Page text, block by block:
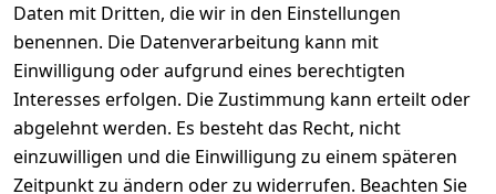
5
( 0 )
4
( 0 )
3
( 0 )
2
( 0 )
1
( 0 )
Daten mit Dritten, die wir in den Einstellungen
benennen. Die Datenverarbeitung kann mit
Einwilligung oder aufgrund eines berechtigten
Interesses erfolgen. Die Zustimmung kann erteilt oder
abgelehnt werden. Es besteht das Recht, nicht
einzuwilligen und die Einwilligung zu einem späteren
Zeitpunkt zu ändern oder zu widerrufen. Beachten Sie